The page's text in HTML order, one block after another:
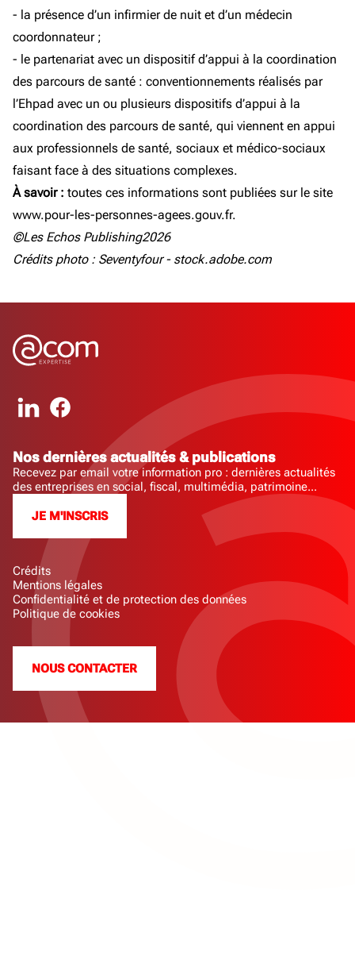
- la présence d’un infirmier de nuit et d’un médecin
coordonnateur ;
- le partenariat avec un dispositif d’appui à la coordination
des parcours de santé : conventionnements réalisés par
l’Ehpad avec un ou plusieurs dispositifs d’appui à la
coordination des parcours de santé, qui viennent en appui
aux professionnels de santé, sociaux et médico-sociaux
faisant face à des situations complexes.
À savoir : toutes ces informations sont publiées sur le site
www.pour-les-personnes-agees.gouv.fr.
©Les Echos Publishing2026
Crédits photo : Seventyfour - stock.adobe.com
Crédits
Mentions légales
Confidentialité et de protection des données
Politique de cookies
NOUS CONTACTER
Nos dernières actualités & publications
Recevez par email votre information pro : dernières actualités
des entreprises en social, fiscal, multimédia, patrimoine...
JE M'INSCRIS